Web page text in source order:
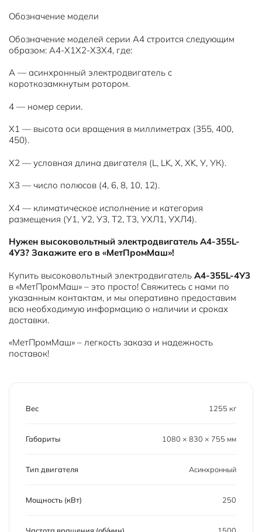
Обозначение модели
Обозначение моделей серии А4 строится следующим
образом: А4-X1X2-X3X4, где:
А — асинхронный электродвигатель с
короткозамкнутым ротором.
4 — номер серии.
Х1 — высота оси вращения в миллиметрах (355, 400,
450).
Х2 — условная длина двигателя (L, LK, X, XK, У, УК).
Х3 — число полюсов (4, 6, 8, 10, 12).
Х4 — климатическое исполнение и категория
размещения (У1, У2, У3, Т2, Т3, УХЛ1, УХЛ4).
Нужен высоковольтный электродвигатель A4-355L-
4У3? Закажите его в «МетПромМаш»!
Купить высоковольтный электродвигатель A4-355L-4У3
в «МетПромМаш» – это просто! Свяжитесь с нами по
указанным контактам, и мы оперативно предоставим
всю необходимую информацию о наличии и сроках
доставки.
«МетПромМаш» – легкость заказа и надежность
поставок!
Вес 1255 кг
Габариты 1080 × 830 × 755 мм
Тип двигателя Асинхронный
Мощность (кВт) 250
Частота вращения (об/мин) 1500